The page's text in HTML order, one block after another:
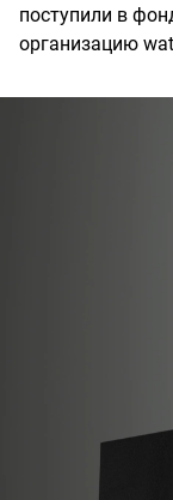
поступили в
организацию